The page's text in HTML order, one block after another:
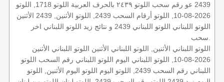
2439 عو رقم سحب اللوتو ٢٤٣٩ بالحرف العربية اللوتو 1718, اللوتو
2026-08-10, اللوتو أرقام السحب 2439, اللوتو الأثنين, 2439 الأثنين
اللوتو اللبناني اللوتو اللبناني 2439 و نتائج زيد اللوتو اللبناني اخر
اللوتو اللبناني الأثنين, اللوتو اللبناني الأثنين اللوتو اللبناني الأثنين
2026-08-10, اللوتو اللبناني اليوم اللوتو اللبناني رقم السحب اللوتو
اللبناني رقم السحب 2439, اللوتو اليوم اللوتو اليوم الأثنين, اللوتو